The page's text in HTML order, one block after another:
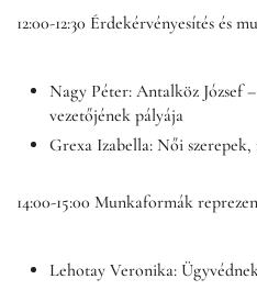
12:00-12:30 Érdekérvényesítés és
Nagy Péter: Antalköz József –
vezetőjének pályája
Grexa Izabella: Női
14:00-15:00 Munkaformák
Lehotay Veronika: